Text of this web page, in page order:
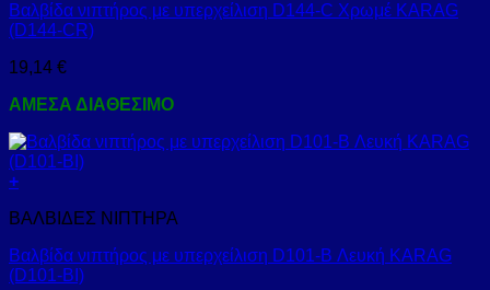
Βαλβίδα νιπτήρος με υπερχείλιση D144-C Χρωμέ KARAG
(D144-CR)
19,14 €
ΑΜΕΣΑ ΔΙΑΘΕΣΙΜΟ
+
ΒΑΛΒΙΔΕΣ ΝΙΠΤΗΡΑ
Βαλβίδα νιπτήρος με υπερχείλιση D101-B Λευκή KARAG
(D101-BI)